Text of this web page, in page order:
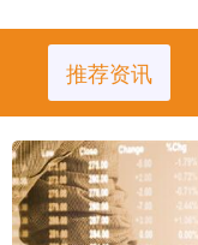
推荐资讯